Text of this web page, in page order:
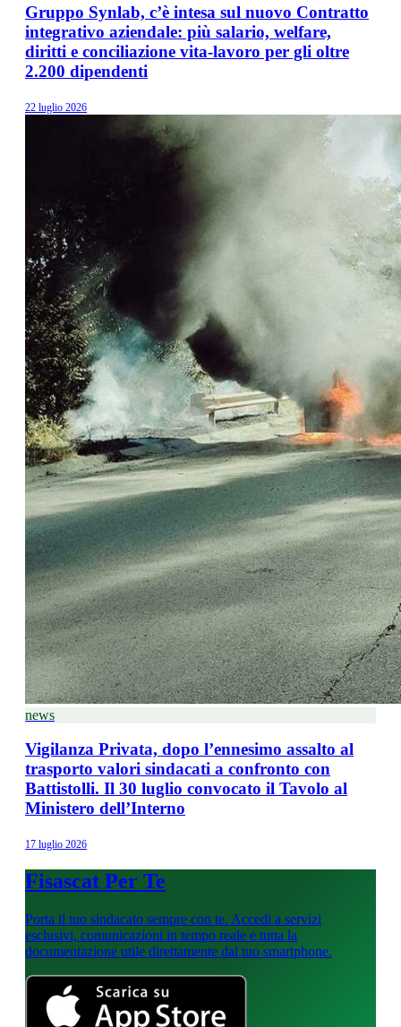
Gruppo Synlab, c’è intesa sul nuovo Contratto
integrativo aziendale: più salario, welfare,
diritti e conciliazione vita-lavoro per gli oltre
2.200 dipendenti
22 luglio 2026
news
Vigilanza Privata, dopo l’ennesimo assalto al
trasporto valori sindacati a confronto con
Battistolli. Il 30 luglio convocato il Tavolo al
Ministero dell’Interno
17 luglio 2026
Fisascat Per Te
Porta il tuo sindacato sempre con te. Accedi a servizi
esclusivi, comunicazioni in tempo reale e tutta la
documentazione utile direttamente dal tuo smartphone.